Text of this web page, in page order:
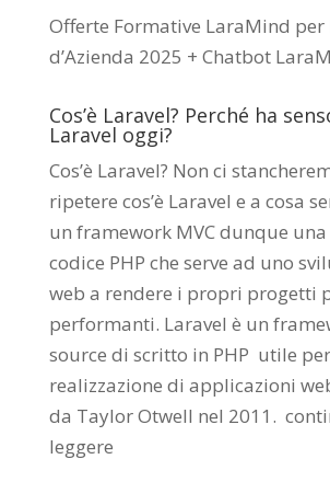
Offerte Formative LaraMind per
d’Azienda 2025 + Chatbot
Cos’è Laravel? Perché ha
Laravel oggi?
Cos’è Laravel? Non ci
ripetere cos’è Laravel e a cosa
un framework MVC dunque
codice PHP che serve ad uno
web a rendere i propri progetti
performanti. Laravel è un
source di scritto in PHP utile
realizzazione di applicazioni
da Taylor Otwell nel 2011.
leggere